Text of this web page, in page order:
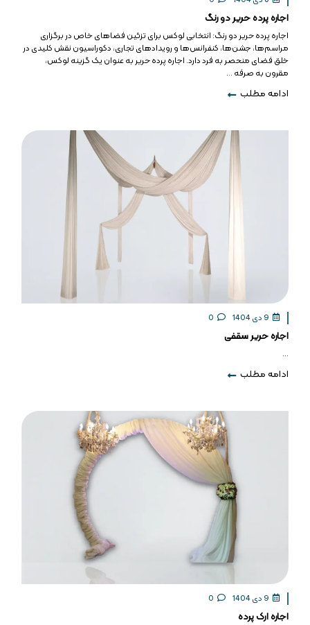
اجاره پرده حریر دو رنگ
اجاره پرده حریر دو رنگ: انتخابی لوکس برای تزئین فضاهای خاص در برگزاری
مراسم‌ها، جشن‌ها، کنفرانس‌ها و رویدادهای تجاری، دکوراسیون نقش کلیدی در
خلق فضای منحصر به فرد دارد. اجاره پرده حریر به عنوان یک گزینه لوکس،
مقرون به صرفه ...
ادامه مطلب
اجاره حریر سقفی
...
ادامه مطلب
اجاره ارک پرده